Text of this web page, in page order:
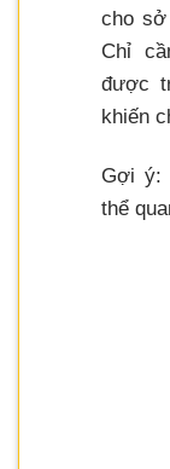
cho sở
Chỉ
được
khiến
Gợi ý:
thể